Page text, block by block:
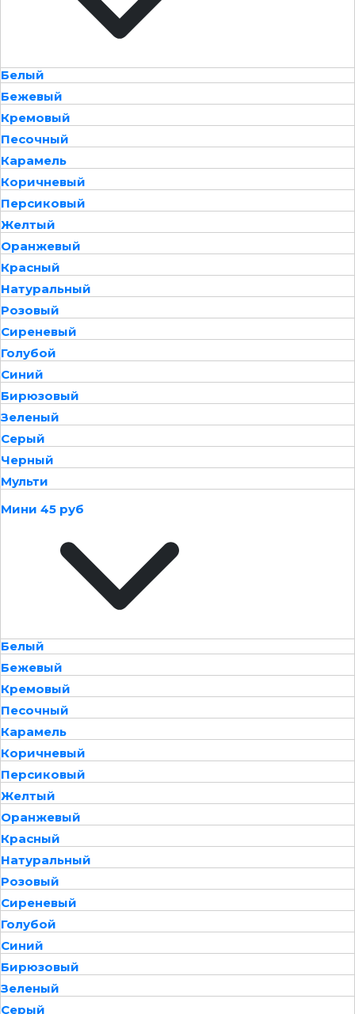
Белый
Бежевый
Кремовый
Песочный
Карамель
Коричневый
Персиковый
Желтый
Оранжевый
Красный
Натуральный
Розовый
Сиреневый
Голубой
Синий
Бирюзовый
Зеленый
Серый
Черный
Мульти
Мини 45 руб
Белый
Бежевый
Кремовый
Песочный
Карамель
Коричневый
Персиковый
Желтый
Оранжевый
Красный
Натуральный
Розовый
Сиреневый
Голубой
Синий
Бирюзовый
Зеленый
Серый